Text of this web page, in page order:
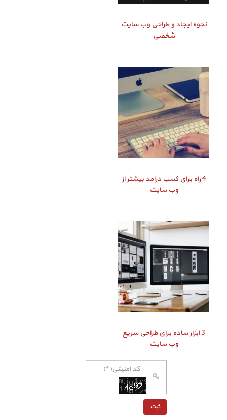
نحوه ایجاد و طراحی وب سایت
شخصی
4 راه برای کسب درآمد بیشتر از
وب سایت
3 ابزار ساده برای طراحی سریع
وب سایت